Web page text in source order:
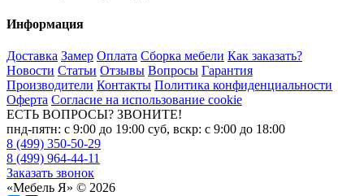
Информация
Доставка Замер Оплата Сборка мебели Как заказать?
Новости Статьи Отзывы Вопросы Гарантия
Производители Контакты Политика конфиденциальности
Оферта Согласие на использование cookie
ЕСТЬ ВОПРОСЫ? ЗВОНИТЕ!
пнд-пятн: с 9:00 до 19:00 суб, вскр: с 9:00 до 18:00
8 (499) 350-50-29
8 (499) 964-44-11
Заказать звонок
«Мебель Я» © 2026